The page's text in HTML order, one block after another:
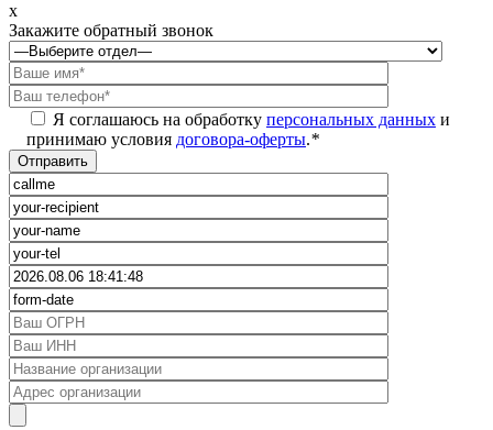
x
Закажите обратный звонок
Я соглашаюсь на обработку персональных данных и
принимаю условия договора-оферты.*